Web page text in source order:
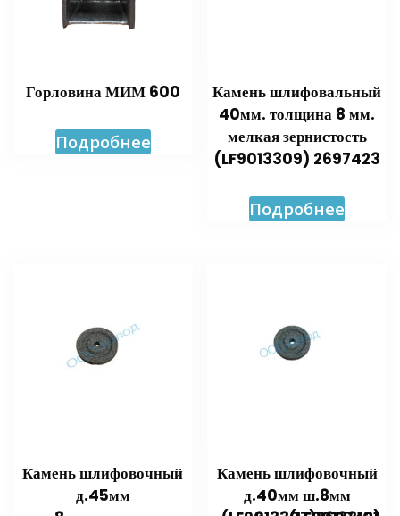
Горловина МИМ 600
Подробнее
Камень шлифовальный
40мм. толщина 8 мм.
мелкая зернистость
(LF9013309) 2697423
Подробнее
Камень шлифовочный
д.45мм
Камень шлифовочный
д.40мм ш.8мм